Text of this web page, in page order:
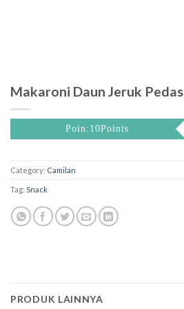
Makaroni Daun Jeruk Pedas
Poin:10Points
Category: Camilan
Tag: Snack
PRODUK LAINNYA